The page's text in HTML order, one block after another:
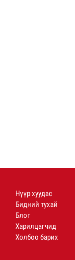
Нүүр хуудас
Бидний тухай
Блог
Харилцагчид
Холбоо барих